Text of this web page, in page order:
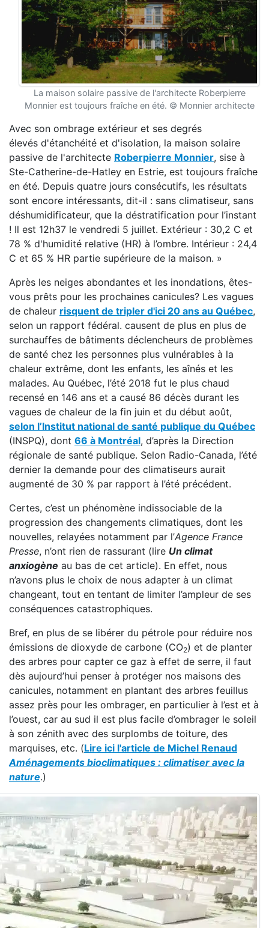
La maison solaire passive de l'architecte Roberpierre
Monnier est toujours fraîche en été. © Monnier architecte
Avec son ombrage extérieur et ses degrés
élevés d'étanchéité et d'isolation, la maison solaire
passive de l'architecte Roberpierre Monnier, sise à
Ste-Catherine-de-Hatley en Estrie, est toujours fraîche
en été. Depuis quatre jours consécutifs, les résultats
sont encore intéressants, dit-il : sans climatiseur, sans
déshumidificateur, que la déstratification pour l’instant
! Il est 12h37 le vendredi 5 juillet. Extérieur : 30,2 C et
78 % d'humidité relative (HR) à l’ombre. Intérieur : 24,4
C et 65 % HR partie supérieure de la maison. »
Après les neiges abondantes et les inondations, êtes-
vous prêts pour les prochaines canicules? Les vagues
de chaleur risquent de tripler d'ici 20 ans au Québec,
selon un rapport fédéral. causent de plus en plus de
surchauffes de bâtiments déclencheurs de problèmes
de santé chez les personnes plus vulnérables à la
chaleur extrême, dont les enfants, les aînés et les
malades. Au Québec, l’été 2018 fut le plus chaud
recensé en 146 ans et a causé 86 décès durant les
vagues de chaleur de la fin juin et du début août,
selon l’Institut national de santé publique du Québec
(INSPQ), dont 66 à Montréal, d’après la Direction
régionale de santé publique. Selon Radio-Canada, l’été
dernier la demande pour des climatiseurs aurait
augmenté de 30 % par rapport à l’été précédent.
Certes, c’est un phénomène indissociable de la
progression des changements climatiques, dont les
nouvelles, relayées notamment par l’Agence France
Presse, n’ont rien de rassurant (lire Un climat
anxiogène au bas de cet article). En effet, nous
n’avons plus le choix de nous adapter à un climat
changeant, tout en tentant de limiter l’ampleur de ses
conséquences catastrophiques.
Bref, en plus de se libérer du pétrole pour réduire nos
émissions de dioxyde de carbone (CO2) et de planter
des arbres pour capter ce gaz à effet de serre, il faut
dès aujourd’hui penser à protéger nos maisons des
canicules, notamment en plantant des arbres feuillus
assez près pour les ombrager, en particulier à l’est et à
l’ouest, car au sud il est plus facile d’ombrager le soleil
à son zénith avec des surplombs de toiture, des
marquises, etc. (Lire ici l'article de Michel Renaud
Aménagements bioclimatiques : climatiser avec la
nature.)